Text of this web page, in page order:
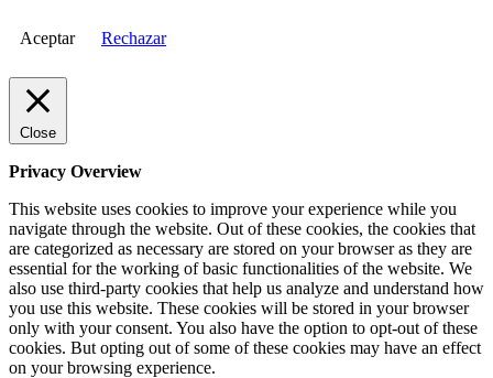
Aceptar Rechazar
Close
Privacy Overview
This website uses cookies to improve your experience while you
navigate through the website. Out of these cookies, the cookies that
are categorized as necessary are stored on your browser as they are
essential for the working of basic functionalities of the website. We
also use third-party cookies that help us analyze and understand how
you use this website. These cookies will be stored in your browser
only with your consent. You also have the option to opt-out of these
cookies. But opting out of some of these cookies may have an effect
on your browsing experience.